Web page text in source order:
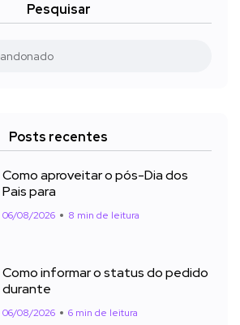
Pesquisar
Posts recentes
Como aproveitar o pós-Dia dos
Pais para
06/08/2026 8 min de leitura
Como informar o status do pedido
durante
06/08/2026 6 min de leitura